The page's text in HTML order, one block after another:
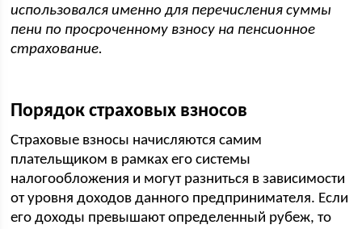
использовался именно для перечисления суммы
пени по просроченному взносу на пенсионное
страхование.
Порядок страховых взносов
Страховые взносы начисляются самим
плательщиком в рамках его системы
налогообложения и могут разниться в зависимости
от уровня доходов данного предпринимателя. Если
его доходы превышают определенный рубеж, то